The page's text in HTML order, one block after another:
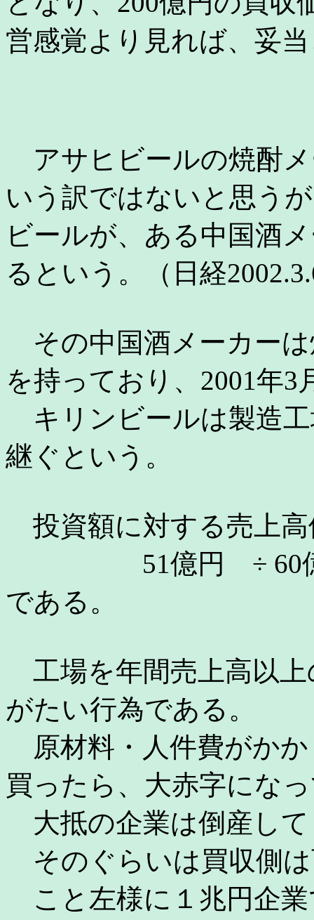
営感覚より見れば、妥
アサヒビールの焼酎
いう訳ではないと思う
ビールが、ある中国酒
るという。（日経
その中国酒メーカーは
を持っており、2001年3
キリンビールは製造工
継ぐという。
投資額に対する売上高
51億円 ÷ 60億
である。
工場を年間売上高以
がたい行為である。
原材料・人件費がか
買ったら、大赤字にな
大抵の企業は倒産し
そのぐらいは買収側
こと左様に１兆円企